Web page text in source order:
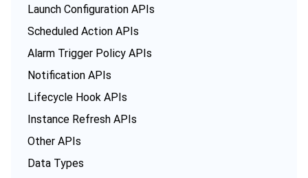
大模型服务平台 TokenHub
消息队列 MQTT 版
消息队列 CMQ
实时互动-教育版
游戏多媒体引擎
媒体包装
云直播
直播录制
媒体处理
应用云渲染
直播 SDK
腾讯特效 SDK
教育服务
腾讯健康组学平台
云资源管理
Launch Configuration APIs
Scheduled Action APIs
Alarm Trigger Policy APIs
Notification APIs
Lifecycle Hook APIs
Instance Refresh APIs
Other APIs
Data Types